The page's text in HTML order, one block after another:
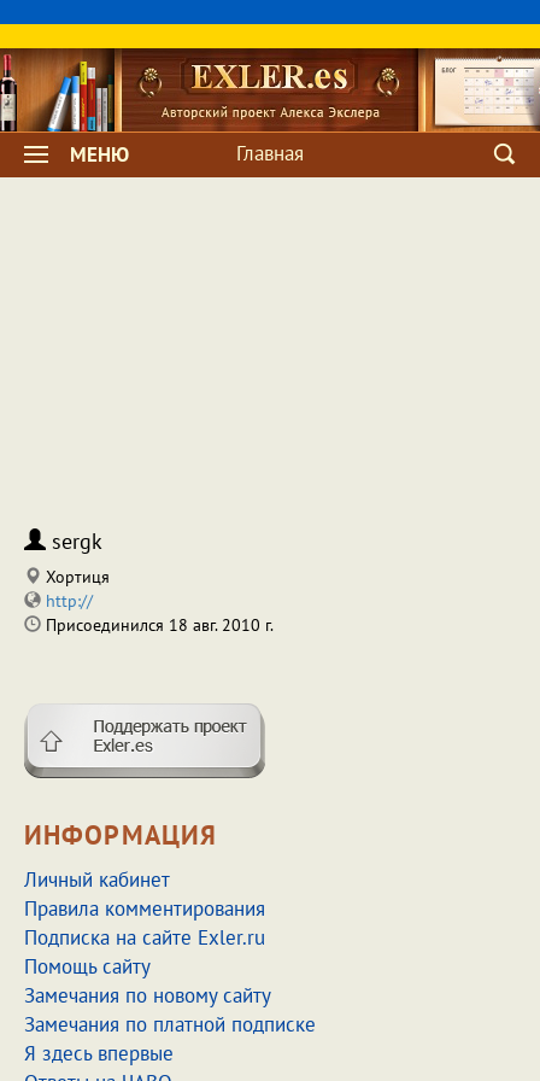
МЕНЮ Главная
sergk
Хортиця
http://
Присоединился 18 авг. 2010 г.
ИНФОРМАЦИЯ
Личный кабинет
Правила комментирования
Подписка на сайте Exler.ru
Помощь сайту
Замечания по новому сайту
Замечания по платной подписке
Я здесь впервые